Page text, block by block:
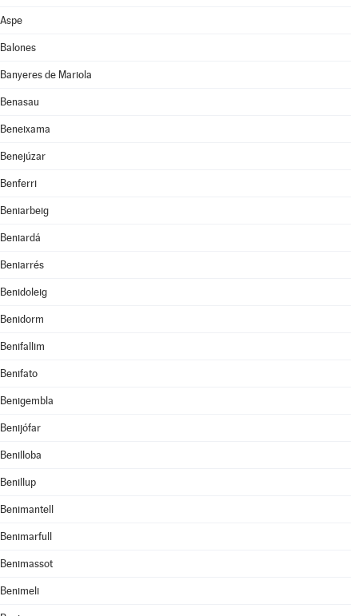
Aspe
Balones
Banyeres de Mariola
Benasau
Beneixama
Benejúzar
Benferri
Beniarbeig
Beniardá
Beniarrés
Benidoleig
Benidorm
Benifallim
Benifato
Benigembla
Benijófar
Benilloba
Benillup
Benimantell
Benimarfull
Benimassot
Benimeli